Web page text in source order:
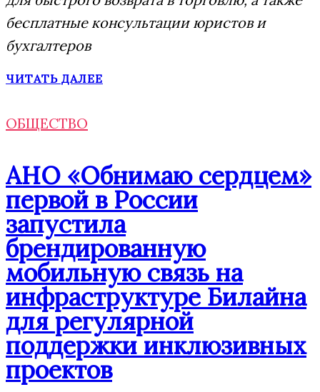
бесплатные консультации юристов и
бухгалтеров
ЧИТАТЬ ДАЛЕЕ
ОБЩЕСТВО
АНО «Обнимаю сердцем»
первой в России
запустила
брендированную
мобильную связь на
инфраструктуре Билайна
для регулярной
поддержки инклюзивных
проектов